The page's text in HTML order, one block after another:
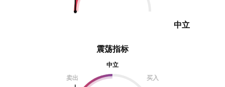
震荡指标
中立
卖出
买入
中立